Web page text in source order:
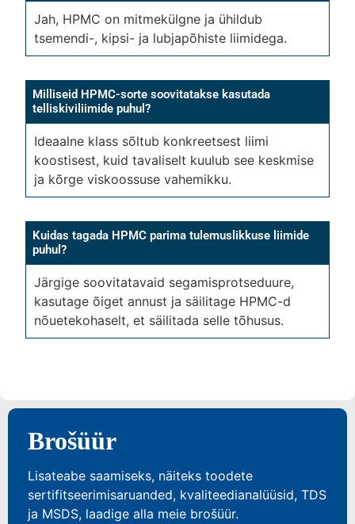
Jah, HPMC on mitmekülgne ja ühildub
tsemendi-, kipsi- ja lubjapõhiste liimidega.
Milliseid HPMC-sorte soovitatakse kasutada
telliskiviliimide puhul?
Ideaalne klass sõltub konkreetsest liimi
koostisest, kuid tavaliselt kuulub see keskmise
ja kõrge viskoossuse vahemikku.
Kuidas tagada HPMC parima tulemuslikkuse liimide
puhul?
Järgige soovitatavaid segamisprotseduure,
kasutage õiget annust ja säilitage HPMC-d
nõuetekohaselt, et säilitada selle tõhusus.
Brošüür
Lisateabe saamiseks, näiteks toodete
sertifitseerimisaruanded, kvaliteedianalüüsid, TDS
ja MSDS, laadige alla meie brošüür.